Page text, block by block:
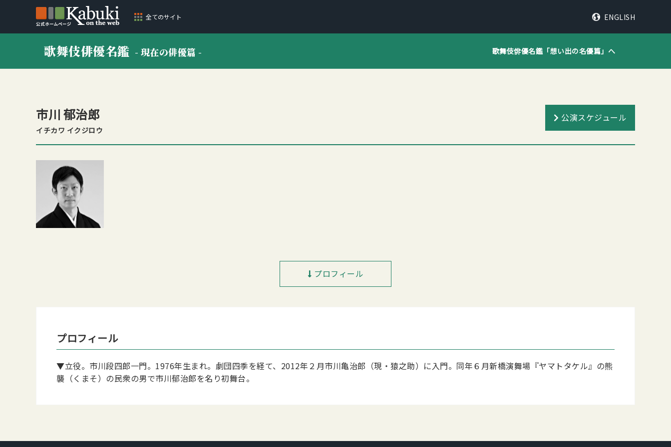
全てのサイト ENGLISH
歌舞伎俳優名鑑 - 現在の俳優篇 - 歌舞伎俳優名鑑「想い出の名優篇」へ
市川 郁治郎
イチカワ イクジロウ
公演スケジュール
プロフィール
プロフィール
▼立役。市川段四郎一門。1976年生まれ。劇団四季を経て、2012年２月市川亀治郎（現・猿之助）に入門。同年６月新橋演舞場『ヤマトタケル』の熊
襲（くまそ）の民衆の男で市川郁治郎を名り初舞台。